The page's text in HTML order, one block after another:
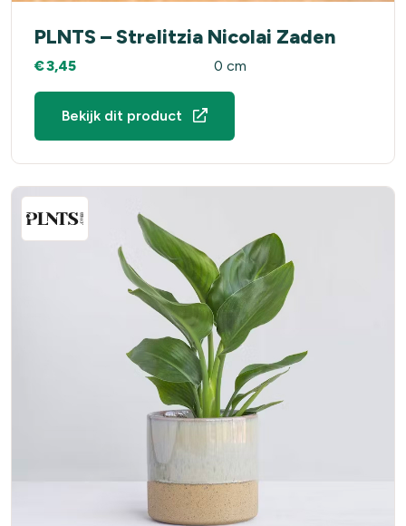
PLNTS – Strelitzia Nicolai Zaden
€3,45 0 cm
Bekijk dit product